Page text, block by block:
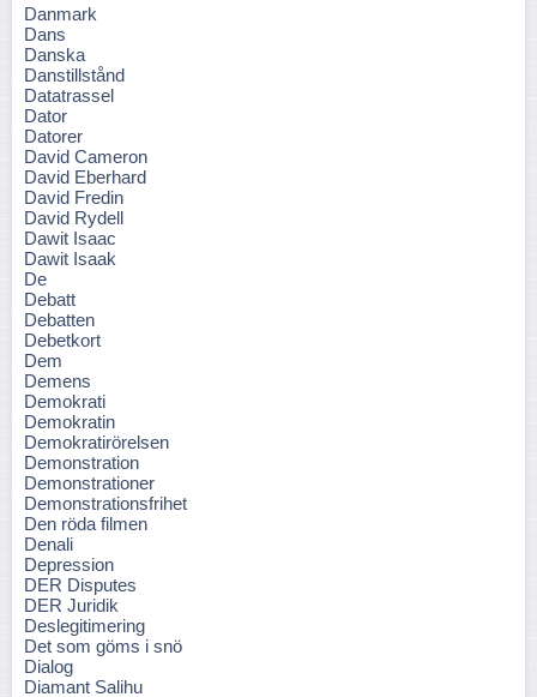
Danmark
Dans
Danska
Danstillstånd
Datatrassel
Dator
Datorer
David Cameron
David Eberhard
David Fredin
David Rydell
Dawit Isaac
Dawit Isaak
De
Debatt
Debatten
Debetkort
Dem
Demens
Demokrati
Demokratin
Demokratirörelsen
Demonstration
Demonstrationer
Demonstrationsfrihet
Den röda filmen
Denali
Depression
DER Disputes
DER Juridik
Deslegitimering
Det som göms i snö
Dialog
Diamant Salihu